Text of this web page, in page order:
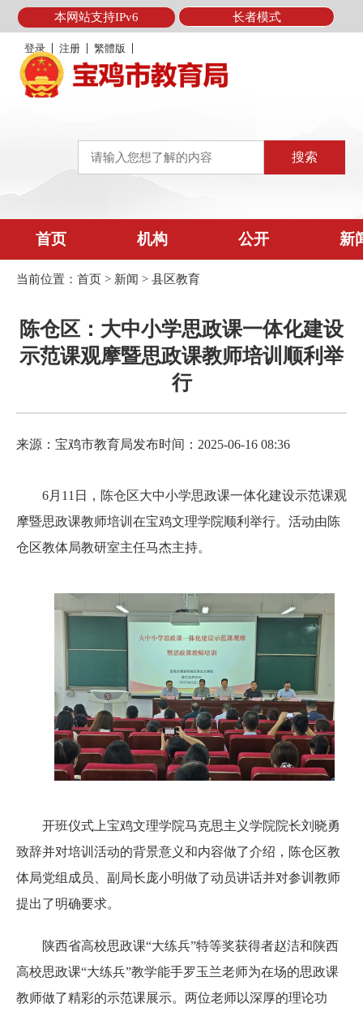
本网站支持IPv6 长者模式
登录 注册 繁體版
首页 机构 公开 新
当前位置： 首页 > 新闻 > 县区教育
陈仓区：大中小学思政课一体化建设
示范课观摩暨思政课教师培训顺利举
行
来源：宝鸡市教育局发布时间：2025-06-16 08:36
6月11日，陈仓区大中小学思政课一体化建设示范课观
摩暨思政课教师培训在宝鸡文理学院顺利举行。活动由陈
仓区教体局教研室主任马杰主持。
开班仪式上宝鸡文理学院马克思主义学院院长刘晓勇
致辞并对培训活动的背景意义和内容做了介绍，陈仓区教
体局党组成员、副局长庞小明做了动员讲话并对参训教师
提出了明确要求。
陕西省高校思政课“大练兵”特等奖获得者赵洁和陕西
高校思政课“大练兵”教学能手罗玉兰老师为在场的思政课
教师做了精彩的示范课展示。两位老师以深厚的理论功